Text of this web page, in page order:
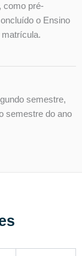
como pré-
o Ensino
matrícula.
semestre,
semestre do ano